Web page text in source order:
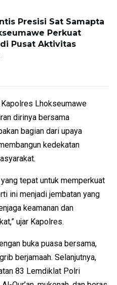
Presisi Sat Samapta
Perkuat
Pusat Aktivitas
Lhokseumawe
dirinya bersama
bagian dari upaya
kedekatan
tepat untuk memperkuat
ini menjadi jembatan yang
keamanan dan
ujar Kapolres.
buka puasa bersama,
berjamaah. Selanjutnya,
83 Lemdiklat Polri